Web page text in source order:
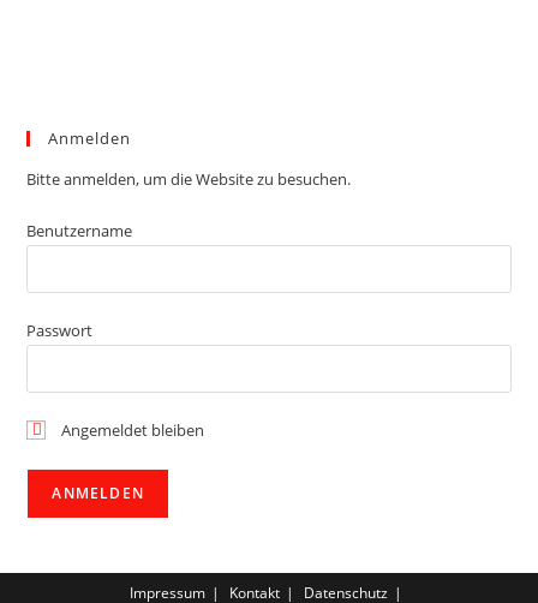
Anmelden
Bitte anmelden, um die Website zu besuchen.
Benutzername
Passwort
Angemeldet bleiben
Impressum Kontakt Datenschutz